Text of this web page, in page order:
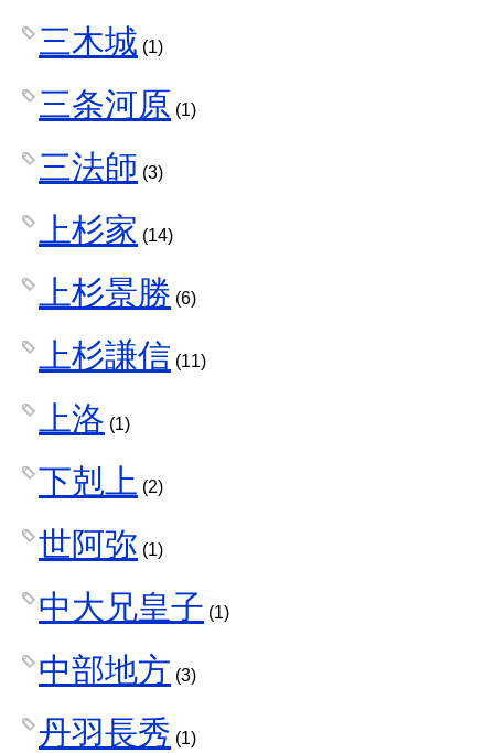
三木城 (1)
三条河原 (1)
三法師 (3)
上杉家 (14)
上杉景勝 (6)
上杉謙信 (11)
上洛 (1)
下剋上 (2)
世阿弥 (1)
中大兄皇子 (1)
中部地方 (3)
丹羽長秀 (1)